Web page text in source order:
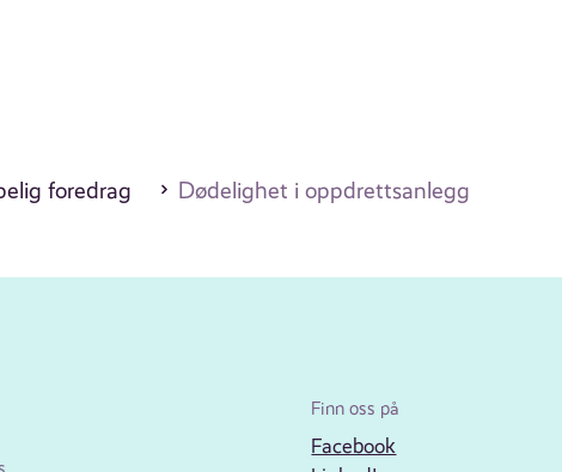
foredrag Dødelighet i oppdrettsanlegg
Finn oss på
Facebook